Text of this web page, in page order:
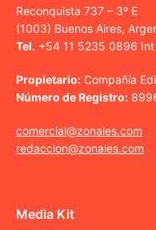
Reconquista 737 – 3º E
(1003) Buenos Aires,
Tel. +54 11 5235 0896
Propietario: Compañía
Número de Registro:
comercial@zonales.com
redaccion@zonales.com
Media Kit